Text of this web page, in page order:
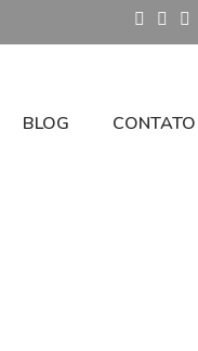
BLOG CONTATO